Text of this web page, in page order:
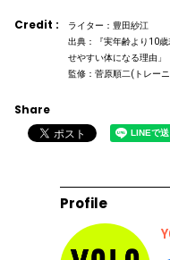
Credit :
ライター：豊田紗江
出典：『実年齢より10
せやすい体になる理由」
監修：菅原順二(トレー
Share
Profile